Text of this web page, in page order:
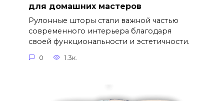
для домашних мастеров
Рулонные шторы стали важной частью
современного интерьера благодаря
своей функциональности и эстетичности.
0 1.3к.